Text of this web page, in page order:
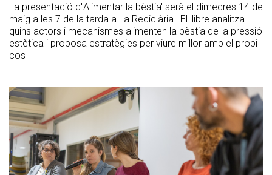
La presentació d''Alimentar la bèstia' serà el dimecres 14 de
maig a les 7 de la tarda a La Reciclària | El llibre analitza
quins actors i mecanismes alimenten la bèstia de la pressió
estètica i proposa estratègies per viure millor amb el propi
cos